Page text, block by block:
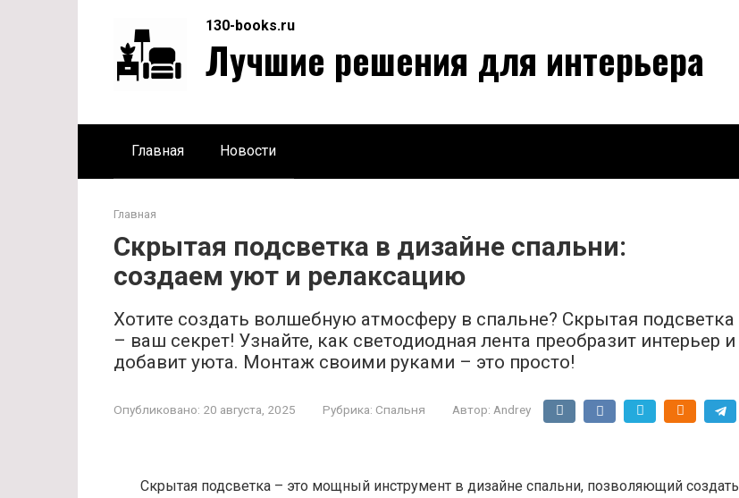
130-books.ru
Лучшие решения для интерьера
Главная Новости
Главная
Скрытая подсветка в дизайне спальни:
создаем уют и релаксацию
Хотите создать волшебную атмосферу в спальне? Скрытая подсветка
– ваш секрет! Узнайте, как светодиодная лента преобразит интерьер и
добавит уюта. Монтаж своими руками – это просто!
Опубликовано: 20 августа, 2025 Рубрика: Спальня Автор: Andrey
Скрытая подсветка – это мощный инструмент в дизайне спальни, позволяющий создать